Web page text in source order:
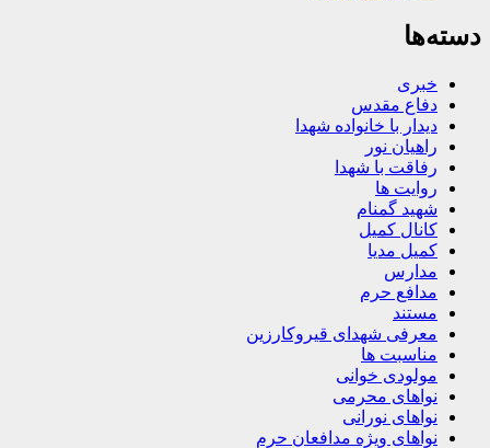
دسته‌ها
خبری
دفاع مقدس
دیدار با خانواده شهدا
راهیان نور
رفاقت با شهدا
روایت ها
شهید گمنام
کانال کمیل
کمیل مدیا
مدارس
مدافع حرم
مستند
معرفی شهدای قیروکارزین
مناسبت ها
مولودی خوانی
نواهای محرمی
نواهای نورانی
نواهای ویژه مدافعان حرم